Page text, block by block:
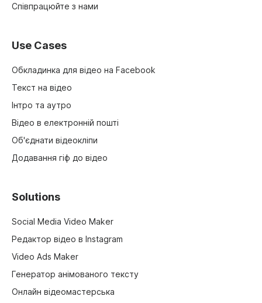
Співпрацюйте з нами
Use Cases
Обкладинка для відео на Facebook
Текст на відео
Інтро та аутро
Відео в електронній пошті
Об'єднати відеокліпи
Додавання гіф до відео
Solutions
Social Media Video Maker
Редактор відео в Instagram
Video Ads Maker
Генератор анімованого тексту
Онлайн відеомастерська